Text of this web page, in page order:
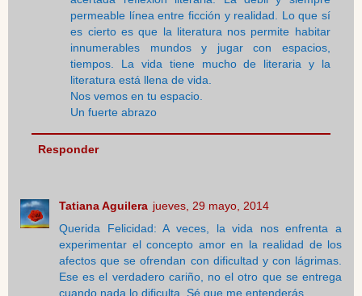
permeable línea entre ficción y realidad. Lo que sí
es cierto es que la literatura nos permite habitar
innumerables mundos y jugar con espacios,
tiempos. La vida tiene mucho de literaria y la
literatura está llena de vida.
Nos vemos en tu espacio.
Un fuerte abrazo
Responder
Tatiana Aguilera jueves, 29 mayo, 2014
Querida Felicidad: A veces, la vida nos enfrenta a
experimentar el concepto amor en la realidad de los
afectos que se ofrendan con dificultad y con lágrimas.
Ese es el verdadero cariño, no el otro que se entrega
cuando nada lo dificulta. Sé que me entenderás.